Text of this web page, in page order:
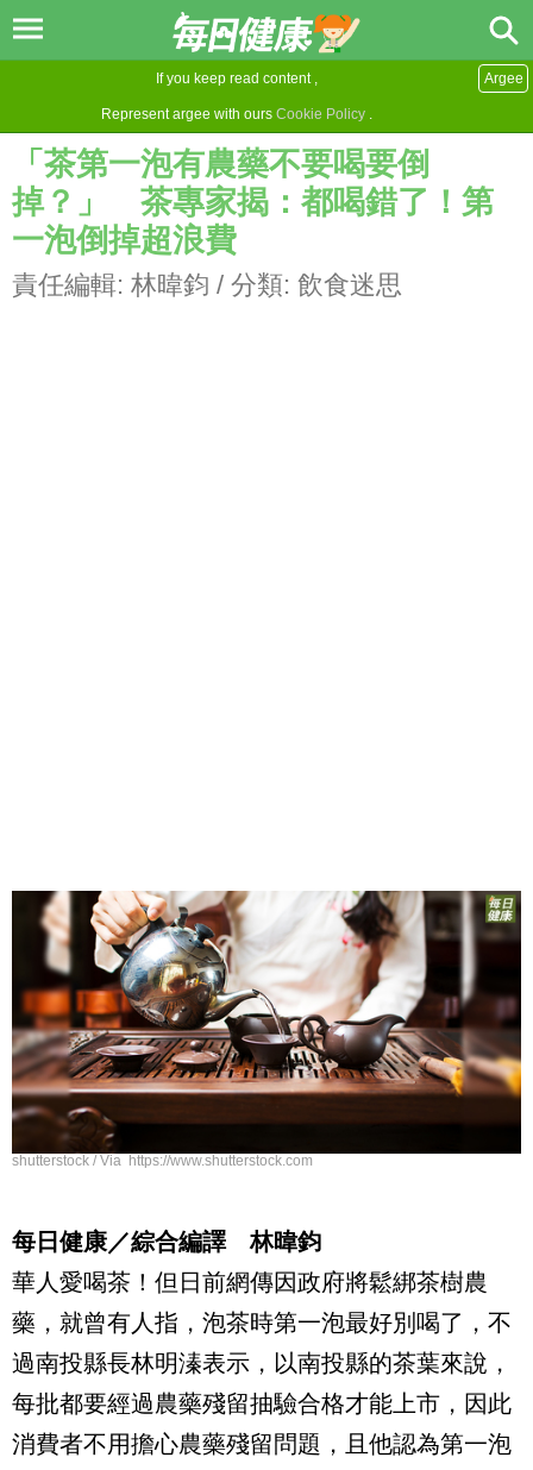
If you keep read content ,
Represent argee with ours Cookie Policy .
Argee
「茶第一泡有農藥不要喝要倒
掉？」 茶專家揭：都喝錯了！第
一泡倒掉超浪費
責任編輯: 林暐鈞 / 分類: 飲食迷思
shutterstock / Via https://www.shutterstock.com
每日健康／綜合編譯 林暐鈞
華人愛喝茶！但日前網傳因政府將鬆綁茶樹農
藥，就曾有人指，泡茶時第一泡最好別喝了，不
過南投縣長林明溱表示，以南投縣的茶葉來說，
每批都要經過農藥殘留抽驗合格才能上市，因此
消費者不用擔心農藥殘留問題，且他認為第一泡